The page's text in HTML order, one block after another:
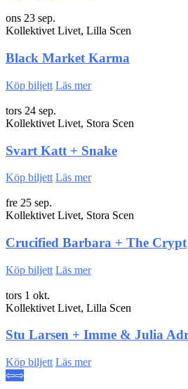
ons 23 sep.
Kollektivet Livet, Lilla Scen
Black Market Karma
Köp biljett Läs mer
tors 24 sep.
Kollektivet Livet, Stora Scen
Svart Katt + Snake
Köp biljett Läs mer
fre 25 sep.
Kollektivet Livet, Stora Scen
Crucified Barbara + The Crypt
Köp biljett Läs mer
tors 1 okt.
Kollektivet Livet, Lilla Scen
Stu Larsen + Imme & Julia
Köp biljett Läs mer
⇦⇨